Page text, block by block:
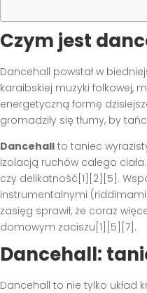
Czym jest
Dancehall powstał w
karaibskiej muzyki folkowej,
energetyczną formę
gromadziły się tłumy, by
Dancehall to taniec
izolacją ruchów całego
czy delikatność[1][2][5].
instrumentalnymi
zasięg sprawił, że coraz
domowym zaciszu[1][5][7].
Dancehall:
Dancehall to nie tylko układ